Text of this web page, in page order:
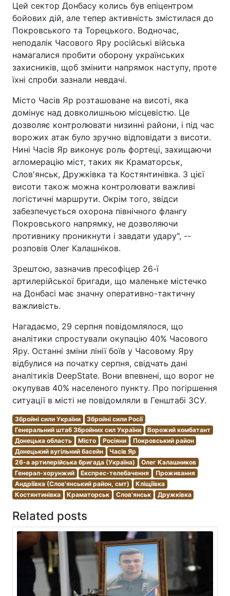
Цей сектор Донбасу колись був епіцентром
бойових дій, але тепер активність змістилася до
Покровського та Торецького. Водночас,
неподалік Часового Яру російські війська
намагалися пробити оборону українських
захисників, щоб змінити напрямок наступу, проте
їхні спроби зазнали невдачі.
Місто Часів Яр розташоване на висоті, яка
домінує над довколишньою місцевістю. Це
дозволяє контролювати низинні райони, і під час
ворожих атак було зручно відповідати з висоти.
Нині Часів Яр виконує роль фортеці, захищаючи
агломерацію міст, таких як Краматорськ,
Слов'янськ, Дружківка та Костянтинівка. З цієї
висоти також можна контролювати важливі
логістичні маршрути. Окрім того, звідси
забезпечується охорона північного флангу
Покровського напрямку, не дозволяючи
противнику проникнути і завдати удару", --
розповів Олег Калашніков.
Зрештою, зазначив пресофіцер 26-ї
артилерійської бригади, що маленьке містечко
на Донбасі має значну оперативно-тактичну
важливість.
Нагадаємо, 29 серпня повідомлялося, що
аналітики спростували окупацію 40% Часового
Яру. Останні зміни лінії боїв у Часовому Яру
відбулися на початку серпня, свідчать дані
аналітиків DeepState. Вони впевнені, що ворог не
окупував 40% населеного пункту. Про погіршення
ситуації в місті не повідомляли в Генштабі ЗСУ.
Збройні сили України
Збройні сили Росії
Генеральний штаб Збройних сил України
Ворожий комбатант
Донецька область
Місто Росіяни
Покровський район
Донецький вугільний басейн
Часів Яр
26-а артилерійська бригада (Україна)
Олег Калашников
Генерал-хорунжий
Експрес-телебачення
Проживання
Андріївка (Слов'янський район, смт)
Кліщіївка
Костянтинівка
Краматорськ Слов'янськ Дружківка
Related posts